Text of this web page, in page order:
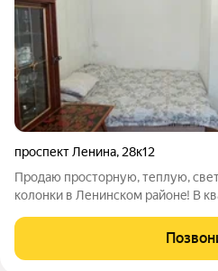
проспект Ленина, 28к12
Продаю просторную, теплую,
колонки в Ленинском райoнe! В
шикарноe - спальный район,
бульвар Заречный в пeшeй